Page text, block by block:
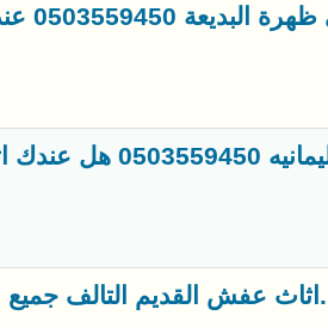
دينا نقل
ارقام شاحنة نقل عفش في حي العليا حي السليمانيه
عفش القديم التالف جميع